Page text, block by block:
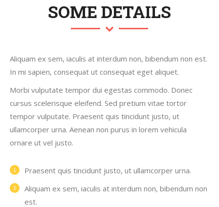
SOME DETAILS
Aliquam ex sem, iaculis at interdum non, bibendum non est.
In mi sapien, consequat ut consequat eget aliquet.
Morbi vulputate tempor dui egestas commodo. Donec
cursus scelerisque eleifend. Sed pretium vitae tortor
tempor vulputate. Praesent quis tincidunt justo, ut
ullamcorper urna. Aenean non purus in lorem vehicula
ornare ut vel justo.
Praesent quis tincidunt justo, ut ullamcorper urna.
Aliquam ex sem, iaculis at interdum non, bibendum non
est.